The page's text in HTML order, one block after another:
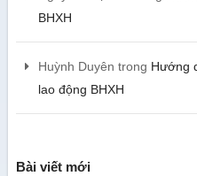
BHXH
Huỳnh Duyên trong Hướng
lao động BHXH
Bài viết mới